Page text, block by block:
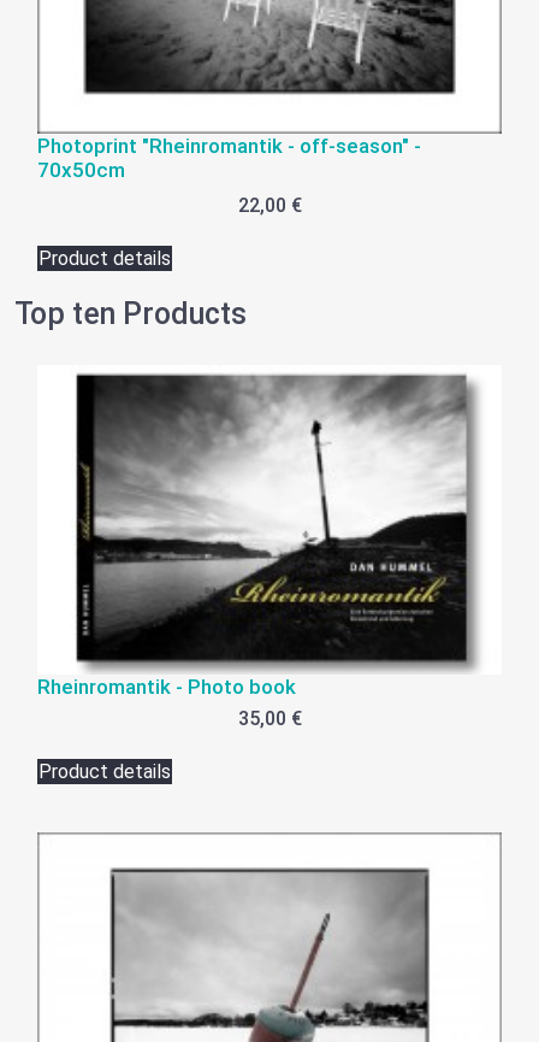
Photoprint "Rheinromantik - off-season" -
70x50cm
22,00 €
Product details
Top ten Products
Rheinromantik - Photo book
35,00 €
Product details